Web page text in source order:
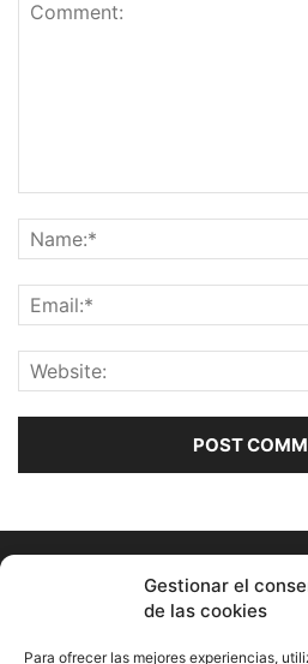
Gestionar el
de las cookies
Para ofrecer las mejores experiencias,